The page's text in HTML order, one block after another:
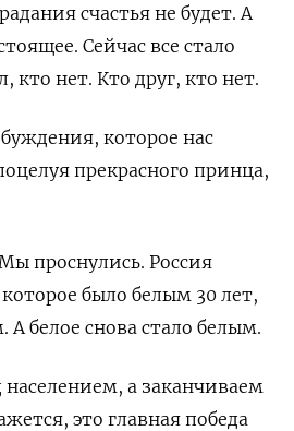
счастья не будет. А
Сейчас все стало
кто нет. Кто друг, кто нет.
которое нас
прекрасного принца,
проснулись. Россия
было белым 30 лет,
А белое снова стало белым.
а заканчиваем
это главная победа